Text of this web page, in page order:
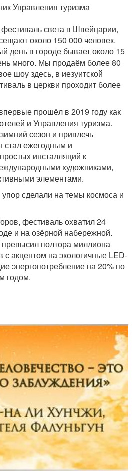
Управления туризма
света в Швейцарии,
около 150 000 человек.
день в городе бывает около 15
много. Мы продаём более 80
шоу здесь, в иезуитской
в церкви проходит более
прошёл в 2019 году как
и Управления туризма.
сезон и привлечь
стал ежегодным и
инсталляций к
художниками,
элементами.
сделали на темы космоса и
фестиваль охватил 24
и на озёрной набережной.
полтора миллиона
акцентом на экологичные LED-
энергопотребление на 20% по
годом.